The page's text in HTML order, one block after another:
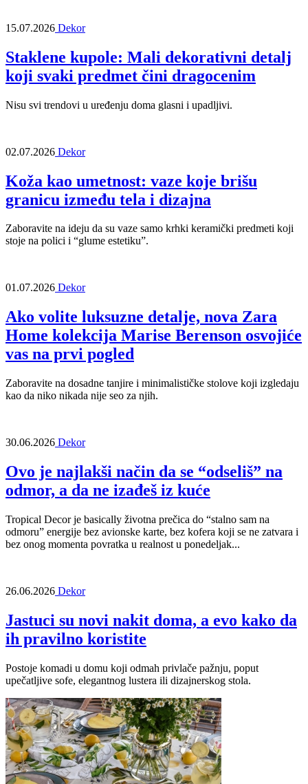
15.07.2026 Dekor
Staklene kupole: Mali dekorativni detalj
koji svaki predmet čini dragocenim
Nisu svi trendovi u uređenju doma glasni i upadljivi.
02.07.2026 Dekor
Koža kao umetnost: vaze koje brišu
granicu između tela i dizajna
Zaboravite na ideju da su vaze samo krhki keramički predmeti koji
stoje na polici i “glume estetiku”.
01.07.2026 Dekor
Ako volite luksuzne detalje, nova Zara
Home kolekcija Marise Berenson osvojiće
vas na prvi pogled
Zaboravite na dosadne tanjire i minimalističke stolove koji izgledaju
kao da niko nikada nije seo za njih.
30.06.2026 Dekor
Ovo je najlakši način da se “odseliš” na
odmor, a da ne izađeš iz kuće
Tropical Decor je basically životna prečica do “stalno sam na
odmoru” energije bez avionske karte, bez kofera koji se ne zatvara i
bez onog momenta povratka u realnost u ponedeljak...
26.06.2026 Dekor
Jastuci su novi nakit doma, a evo kako da
ih pravilno koristite
Postoje komadi u domu koji odmah privlače pažnju, poput
upečatljive sofe, elegantnog lustera ili dizajnerskog stola.